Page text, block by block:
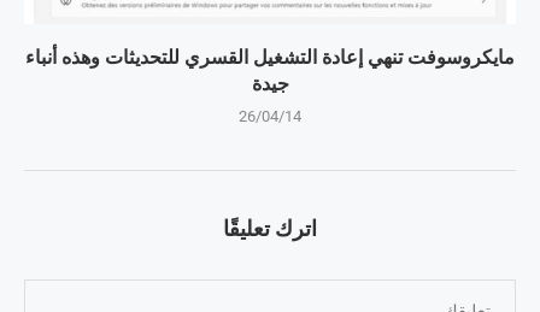
مايكروسوفت تنهي إعادة التشغيل القسري للتحديثات وهذه أنباء
جيدة
26/04/14
اترك تعليقًا